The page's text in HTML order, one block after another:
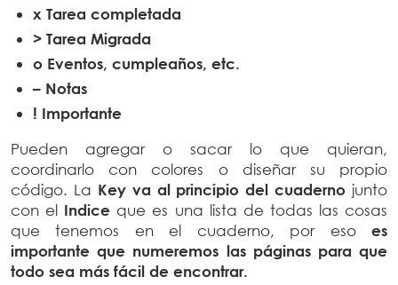
x Tarea completada
> Tarea Migrada
o Eventos, cumpleaños, etc.
– Notas
! Importante
Pueden agregar o sacar lo que quieran,
coordinarlo con colores o diseñar su propio
código. La Key va al principio del cuaderno junto
con el Indice que es una lista de todas las cosas
que tenemos en el cuaderno, por eso es
importante que numeremos las páginas para que
todo sea más fácil de encontrar.